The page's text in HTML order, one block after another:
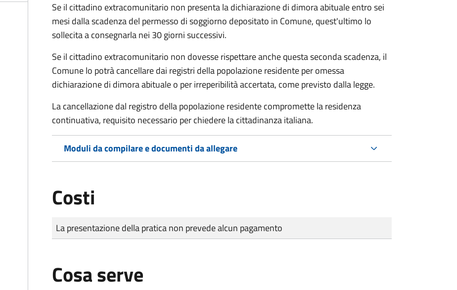
Se il cittadino extracomunitario non presenta la dichiarazione di dimora abituale entro sei
mesi dalla scadenza del permesso di soggiorno depositato in Comune, quest'ultimo lo
sollecita a consegnarla nei 30 giorni successivi.
Se il cittadino extracomunitario non dovesse rispettare anche questa seconda scadenza, il
Comune lo potrà cancellare dai registri della popolazione residente per omessa
dichiarazione di dimora abituale o per irreperibilità accertata, come previsto dalla legge.
La cancellazione dal registro della popolazione residente compromette la residenza
continuativa, requisito necessario per chiedere la cittadinanza italiana.
Moduli da compilare e documenti da allegare
Costi
Tipo di pagamento
Importo
La presentazione della pratica non prevede alcun pagamento
Cosa serve